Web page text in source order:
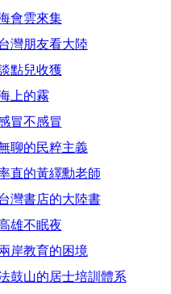
會雲來集
灣朋友看大陸
點兒收獲
上的霧
冒不感冒
聊的民粹主義
直的黃繹勳老師
灣書店的大陸書
雄不眠夜
岸教育的困境
鼓山的居士培訓體系